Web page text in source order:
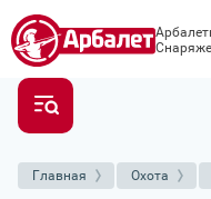
Главная Охота